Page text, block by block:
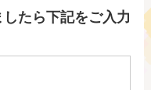
たら下記をご入力